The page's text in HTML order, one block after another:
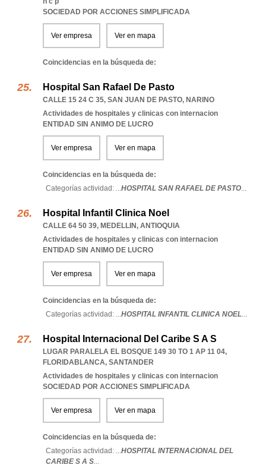
SOCIEDAD POR ACCIONES SIMPLIFICADA
Ver empresa Ver en mapa
Coincidencias en la búsqueda de:
Hospital San Rafael De Pasto
CALLE 15 24 C 35, SAN JUAN DE PASTO, NARINO
Actividades de hospitales y clinicas con internacion
ENTIDAD SIN ANIMO DE LUCRO
Ver empresa Ver en mapa
Coincidencias en la búsqueda de:
Categorías actividad: ...HOSPITAL SAN RAFAEL DE PASTO...
Hospital Infantil Clinica Noel
CALLE 64 50 39, MEDELLIN, ANTIOQUIA
Actividades de hospitales y clinicas con internacion
ENTIDAD SIN ANIMO DE LUCRO
Ver empresa Ver en mapa
Coincidencias en la búsqueda de:
Categorías actividad: ...HOSPITAL INFANTIL CLINICA NOEL...
Hospital Internacional Del Caribe S A S
LUGAR PARALELA EL BOSQUE 149 30 TO 1 AP 11 04,
FLORIDABLANCA, SANTANDER
Actividades de hospitales y clinicas con internacion
SOCIEDAD POR ACCIONES SIMPLIFICADA
Ver empresa Ver en mapa
Coincidencias en la búsqueda de:
Categorías actividad: ...HOSPITAL INTERNACIONAL DEL
CARIBE S A S...